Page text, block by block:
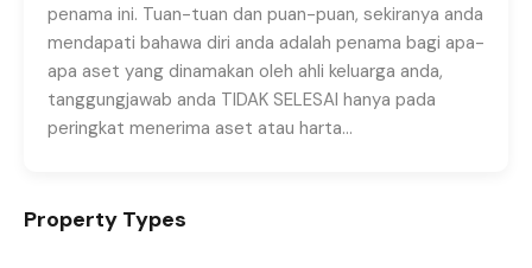
penama ini. Tuan-tuan dan puan-puan, sekiranya anda
mendapati bahawa diri anda adalah penama bagi apa-
apa aset yang dinamakan oleh ahli keluarga anda,
tanggungjawab anda TIDAK SELESAI hanya pada
peringkat menerima aset atau harta…
Property Types